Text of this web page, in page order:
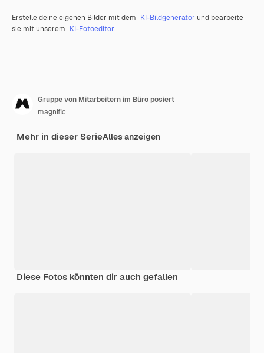
Erstelle deine eigenen Bilder mit dem KI-Bildgenerator und bearbeite
sie mit unserem KI-Fotoeditor.
Gruppe von Mitarbeitern im Büro posiert
magnific
Mehr in dieser SerieAlles anzeigen
Diese Fotos könnten dir auch gefallen